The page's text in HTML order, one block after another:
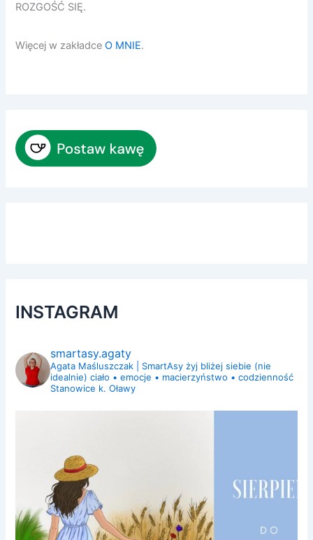
ROZGOŚĆ SIĘ.
Więcej w zakładceO MNIE.
INSTAGRAM
smartasy.agaty
Agata Maśluszczak | SmartAsy żyj bliżej siebie (nie
idealnie) ciało • emocje • macierzyństwo • codzienność
Stanowice k. Oławy